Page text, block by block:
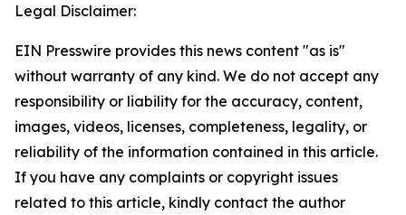
Legal Disclaimer:
EIN Presswire provides this news content "as is"
without warranty of any kind. We do not accept any
responsibility or liability for the accuracy, content,
images, videos, licenses, completeness, legality, or
reliability of the information contained in this article.
If you have any complaints or copyright issues
related to this article, kindly contact the author